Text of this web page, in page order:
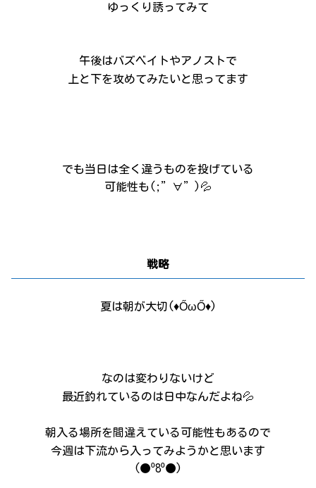
ゆっくり誘ってみて
午後はバズベイトやアノストで
上と下を攻めてみたいと思ってます
でも当日は全く違うものを投げている
可能性も(;”∀”)💦
戦略
夏は朝が大切(♦ŐωŐ♦)
なのは変わりないけど
最近釣れているのは日中なんだよね💦
朝入る場所を間違えている可能性もあるので
今週は下流から入ってみようかと思います
(●⁰8⁰●)